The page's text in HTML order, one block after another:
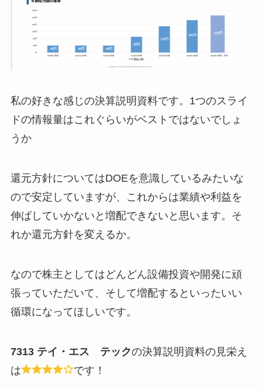
私の好きな感じの決算説明資料です。1つのスライ
ドの情報量はこれぐらいがベストではないでしょ
うか
還元方針についてはDOEを意識しているみたいな
ので安定していますが、これからは業績や利益を
伸ばしていかないと増配できないと思います。そ
れか還元方針を変えるか。
なので株主としてはどんどん設備投資や開発に頑
張っていただいて、そして増配するといったいい
循環になってほしいです。
7313 テイ・エス テックの決算説明資料の見栄え
は
です！